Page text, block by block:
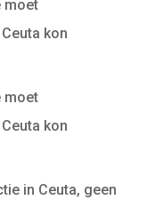
moet
kon
moet
kon
in Ceuta, geen